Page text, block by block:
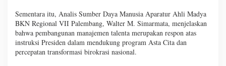
Sementara itu, Analis Sumber Daya Manusia Aparatur Ahli Madya
BKN Regional VII Palembang, Walter M. Simarmata, menjelaskan
bahwa pembangunan manajemen talenta merupakan respon atas
instruksi Presiden dalam mendukung program Asta Cita dan
percepatan transformasi birokrasi nasional.